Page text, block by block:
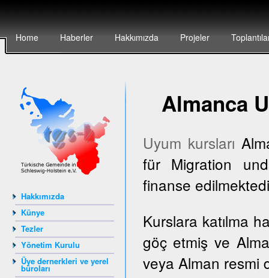
Home Haberler Hakkımızda Projeler
Hakkımızda
Künye
Tezler
Yönetim Kurulu
Üye dernerkleri ve yerel
büroları
Almanca
Uyum kursları
für Migration
finanse
Kurslara katılma
göç etmiş ve
veya Alman resmi